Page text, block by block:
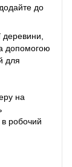
до
деревини,
допомогою
для
на
робочий